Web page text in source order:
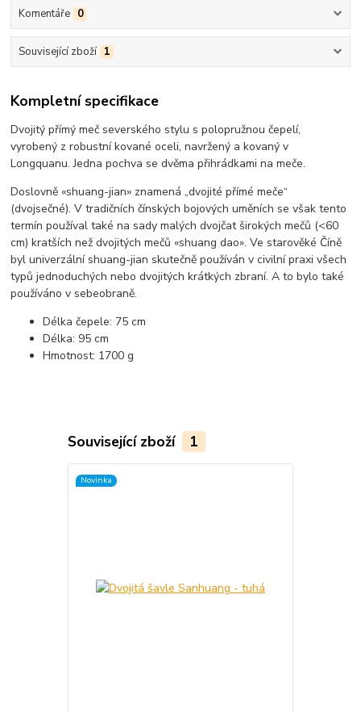
Komentáře 0
Související zboží 1
Kompletní specifikace
Dvojitý přímý meč severského stylu s polopružnou čepelí,
vyrobený z robustní kované oceli, navržený a kovaný v
Longquanu. Jedna pochva se dvěma přihrádkami na meče.
Doslovně «shuang-jian» znamená „dvojité přímé meče“
(dvojsečné). V tradičních čínských bojových uměních se však tento
termín používal také na sady malých dvojčat širokých mečů (<60
cm) kratších než dvojitých mečů «shuang dao». Ve starověké Číně
byl univerzální shuang-jian skutečně používán v civilní praxi všech
typů jednoduchých nebo dvojitých krátkých zbraní. A to bylo také
používáno v sebeobraně.
Délka čepele: 75 cm
Délka: 95 cm
Hmotnost: 1700 g
Související zboží 1
Novinka